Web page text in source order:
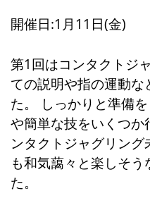
開催日:1月11日(金)
第1回はコンタクトジ
ての説明や指の運動な
た。 しっかりと準備
や簡単な技をいくつか
ンタクトジャグリン
も和気藹々と楽しそ
た。